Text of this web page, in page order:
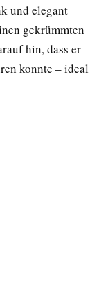
und elegant
gekrümmten
hin, dass er
konnte – ideal